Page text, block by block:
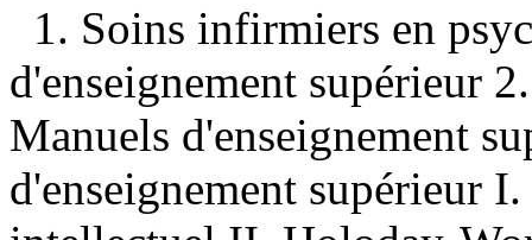
1. Soins infirmiers en
d'enseignement supérieur
Manuels d'enseignement
d'enseignement supérieur